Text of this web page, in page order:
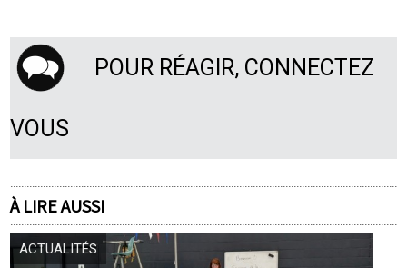
POUR RÉAGIR, CONNECTEZ
VOUS
À LIRE AUSSI
ACTUALITÉS